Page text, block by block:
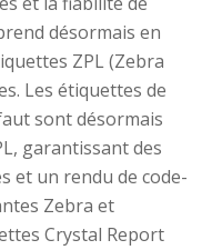
désormais en
ZPL (Zebra
Les étiquettes de
sont désormais
garantissant des
et un rendu de code-
Zebra et
Crystal Report